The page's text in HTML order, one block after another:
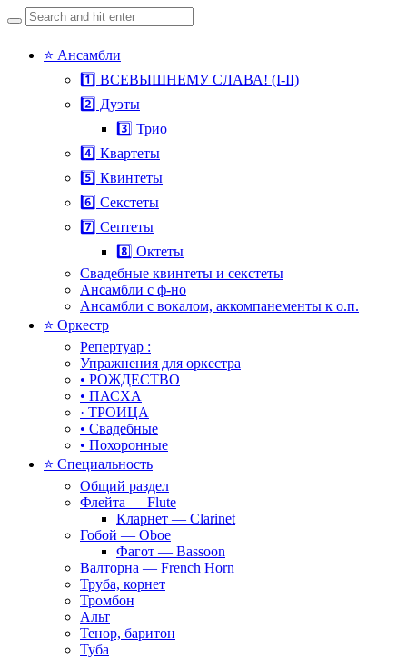
Search
for:
Skip
⭐ Ансамбли
1️⃣ ВСЕВЫШНЕМУ СЛАВА! (I-II)
2️⃣ Дуэты
3️⃣ Трио
4️⃣ Квартеты
5️⃣ Квинтеты
6️⃣ Секстеты
7️⃣ Септеты
8️⃣ Октеты
Свадебные квинтеты и секстеты
Ансамбли с ф-но
Ансамбли с вокалом, аккомпанементы к о.п.
⭐ Оркестр
Репертуар :
Упражнения для оркестра
• РОЖДЕСТВО
• ПАСХА
· ТРОИЦА
• Свадебные
• Похоронные
⭐ Специальность
Общий раздел
Флейта — Flute
Кларнет — Clarinet
Гобой — Oboe
Фагот — Bassoon
Валторна — French Horn
Труба, корнет
Тромбон
Альт
Тенор, баритон
Туба